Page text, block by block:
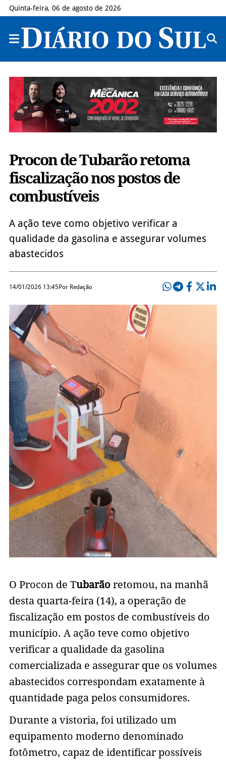
Quinta-feira, 06 de agosto de 2026
Procon de Tubarão retoma
fiscalização nos postos de
combustíveis
A ação teve como objetivo verificar a
qualidade da gasolina e assegurar volumes
abastecidos
14/01/2026 13:45Por Redação
O Procon de Tubarãoretomou, na manhã
desta quarta-feira (14), a operação de
fiscalização em postos de combustíveis do
município. A ação teve como objetivo
verificar a qualidade da gasolina
comercializada e assegurar que os volumes
abastecidos correspondam exatamente à
quantidade paga pelos consumidores.
Durante a vistoria, foi utilizado um
equipamento moderno denominado
fotômetro, capaz de identificar possíveis